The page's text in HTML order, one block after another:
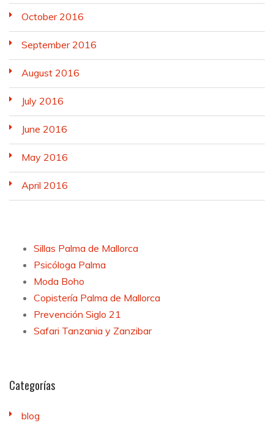
October 2016
September 2016
August 2016
July 2016
June 2016
May 2016
April 2016
Sillas Palma de Mallorca
Psicóloga Palma
Moda Boho
Copistería Palma de Mallorca
Prevención Siglo 21
Safari Tanzania y Zanzibar
Categorías
blog